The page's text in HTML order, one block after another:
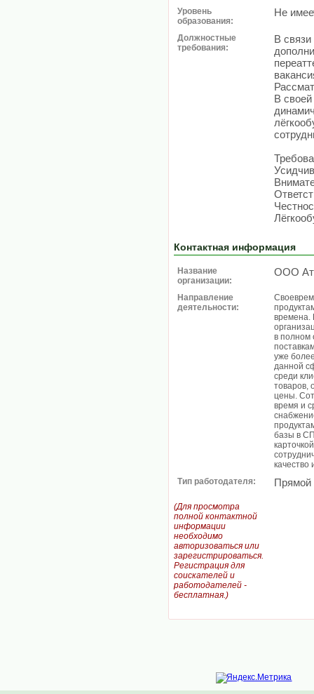
Уровень
образования:
Не
Должностные
требования:
В связи
В
Контактная информация
Название
организации:
ООО
Направление
деятельности:
времена.
в полном
уже
данной
среди
товаров,
цены.
время и
базы в
качество
Тип работодателя:
Прямой
(Для просмотра
полной контактной
информации
необходимо
авторизоваться или
зарегистрироваться.
Регистрация для
соискателей и
работодателей -
бесплатная.)